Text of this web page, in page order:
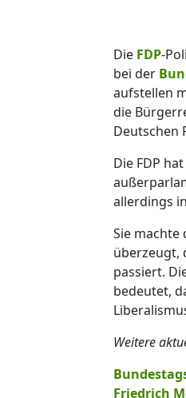
Die FDP-
bei der
aufstellen
die
Deutschen
Die FDP
allerdings
Sie machte
überzeugt,
passiert.
bedeutet,
Weitere
Friedrich